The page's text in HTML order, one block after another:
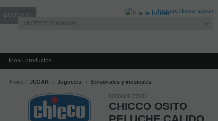
Invitado Registro / Iniciar sesión
MI CESTA 0 artículos
Menú productos
Home JUGAR Juguetes Sensoriales y musicales
8058664177035
CHICCO OSITO